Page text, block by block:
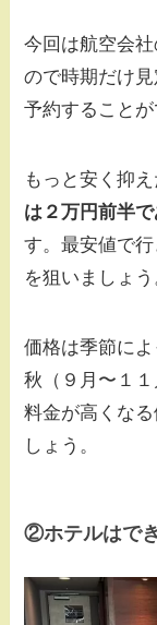
今回は航空会
ので時期だけ
予約することが
もっと安く抑
は２万円前半
す。最安値で
を狙いましょう
価格は季節に
秋（９月〜１
料金が高くな
しょう。
②ホテルはで